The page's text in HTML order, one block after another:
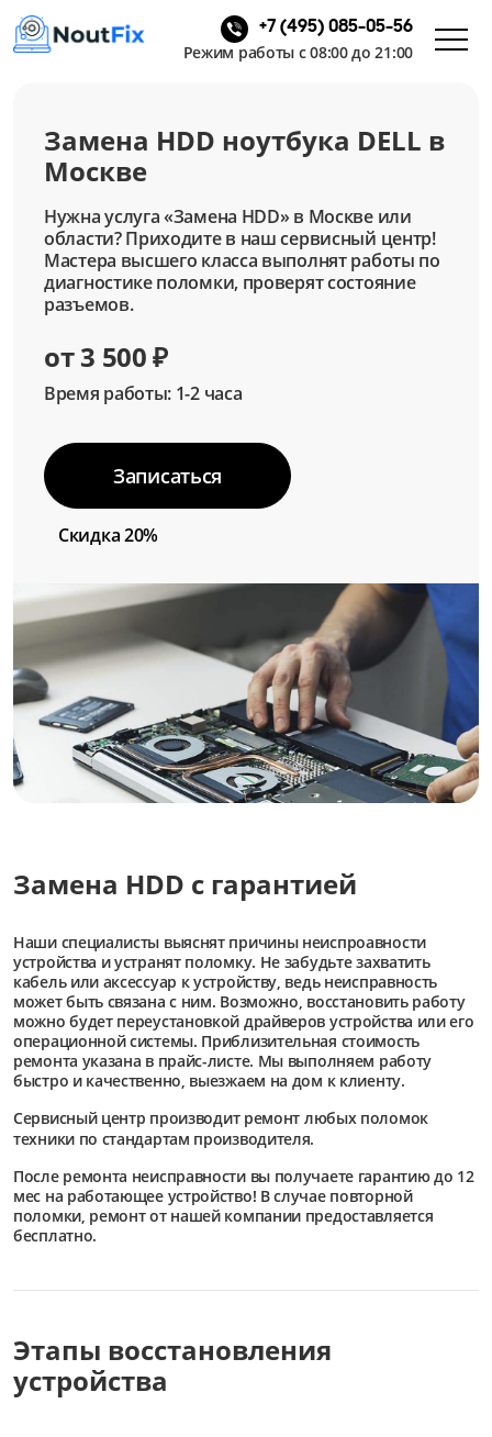
+7 (495) 085-05-56
Режим работы с 08:00 до 21:00
Замена HDD ноутбука DELL в
Москве
Нужна услуга «Замена HDD» в Москве или
области? Приходите в наш сервисный центр!
Мастера высшего класса выполнят работы по
диагностике поломки, проверят состояние
разъемов.
от 3 500 ₽
Время работы: 1-2 часа
Записаться
Скидка 20%
Замена HDD с гарантией
Наши специалисты выяснят причины неиспроавности
устройства и устранят поломку. Не забудьте захватить
кабель или аксессуар к устройству, ведь неисправность
может быть связана с ним. Возможно, восстановить работу
можно будет переустановкой драйверов устройства или его
операционной системы. Приблизительная стоимость
ремонта указана в прайс-листе. Мы выполняем работу
быстро и качественно, выезжаем на дом к клиенту.
Сервисный центр производит ремонт любых поломок
техники по стандартам производителя.
После ремонта неисправности вы получаете гарантию до 12
мес на работающее устройство! В случае повторной
поломки, ремонт от нашей компании предоставляется
бесплатно.
Этапы восстановления
устройства